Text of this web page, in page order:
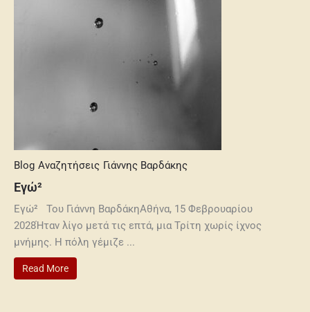
Blog Αναζητήσεις Γιάννης Βαρδάκης
Εγώ²
Εγώ² Του Γιάννη ΒαρδάκηΑθήνα, 15 Φεβρουαρίου
2028Ήταν λίγο μετά τις επτά, μια Τρίτη χωρίς ίχνος
μνήμης. Η πόλη γέμιζε ...
Read More